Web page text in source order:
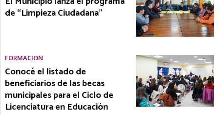
de “Limpieza Ciudadana”
FORMACIÓN
Conocé el listado de
beneficiarios de las becas
municipales para el Ciclo de
Licenciatura en Educación